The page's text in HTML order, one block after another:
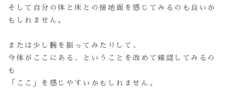
そして自分の体と床との接地面を感じてみるのも良いか
もしれません。
または少し腕を振ってみたりして、
今体がここにある、ということを改めて確認してみるの
も
「ここ」を感じやすいかもしれません。